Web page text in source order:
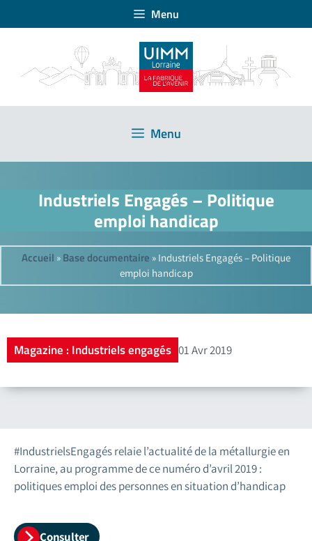
Menu
Menu
Industriels Engagés – Politique
emploi handicap
Accueil » Base documentaire » Industriels Engagés – Politique
emploi handicap
Magazine : Industriels engagés 01 Avr 2019
#IndustrielsEngagés relaie l’actualité de la métallurgie en
Lorraine, au programme de ce numéro d’avril 2019 :
politiques emploi des personnes en situation d’handicap
Consulter